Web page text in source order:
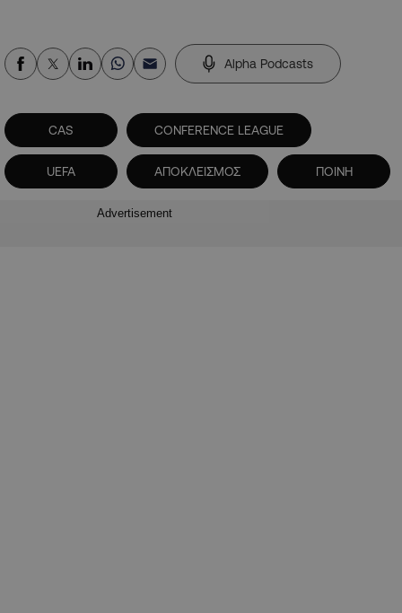
Alpha Podcasts
CAS CONFERENCE LEAGUE
UEFA ΑΠΟΚΛΕΙΣΜΟΣ ΠΟΙΝΗ
Advertisement